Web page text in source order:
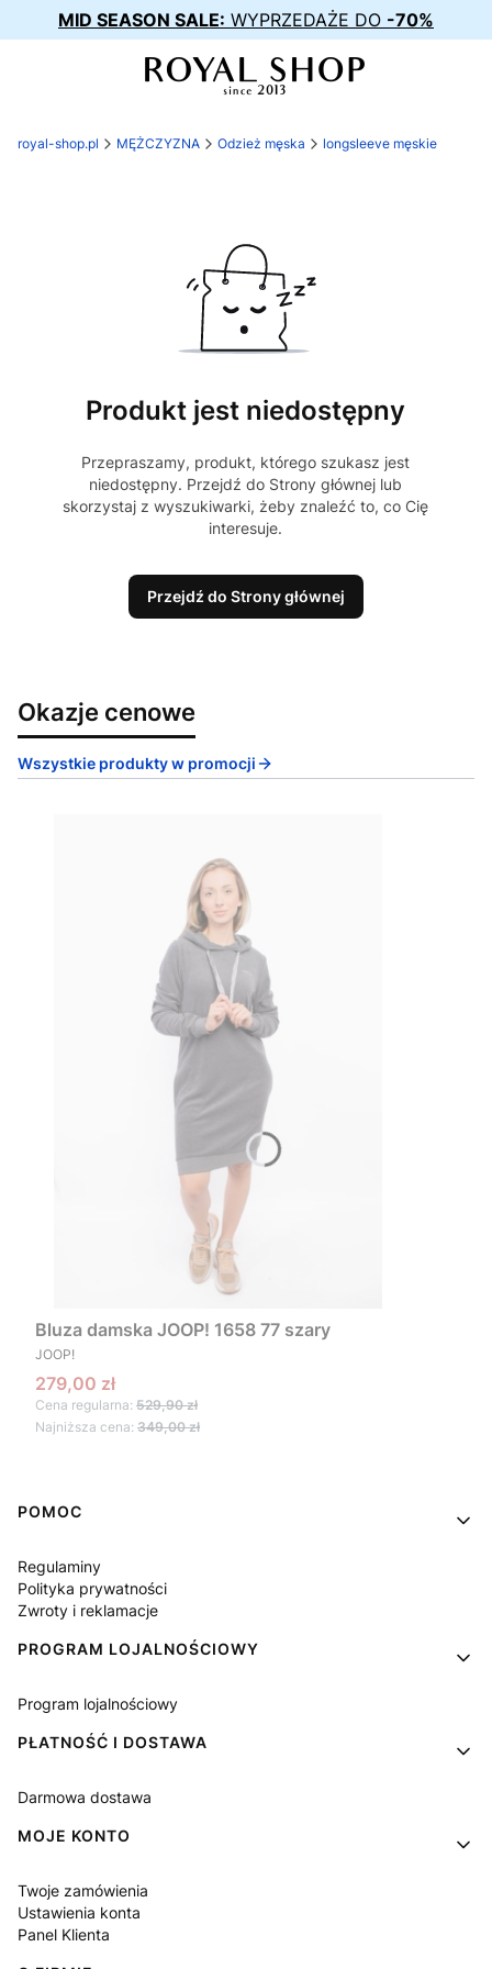
MID SEASON SALE: WYPRZEDAŻE DO -70%
royal-shop.pl MĘŻCZYZNA Odzież męska longsleeve męskie
Produkt jest niedostępny
Przepraszamy, produkt, którego szukasz jest
niedostępny. Przejdź do Strony głównej lub
skorzystaj z wyszukiwarki, żeby znaleźć to, co Cię
interesuje.
Przejdź do Strony głównej
Okazje cenowe
Wszystkie produkty w promocji
Bluza damska JOOP! 1658 77 szary
PRODUCENT
JOOP!
Cena promocyjna
279,00 zł
Cena regularna: 529,90 zł
Najniższa cena: 349,00 zł
Linki w stopce
POMOC
Regulaminy
Polityka prywatności
Zwroty i reklamacje
PROGRAM LOJALNOŚCIOWY
Program lojalnościowy
PŁATNOŚĆ I DOSTAWA
Darmowa dostawa
MOJE KONTO
Twoje zamówienia
Ustawienia konta
Panel Klienta